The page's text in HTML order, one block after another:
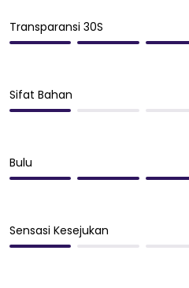
Transparansi 30S
Sifat Bahan
Bulu
Sensasi Kesejukan